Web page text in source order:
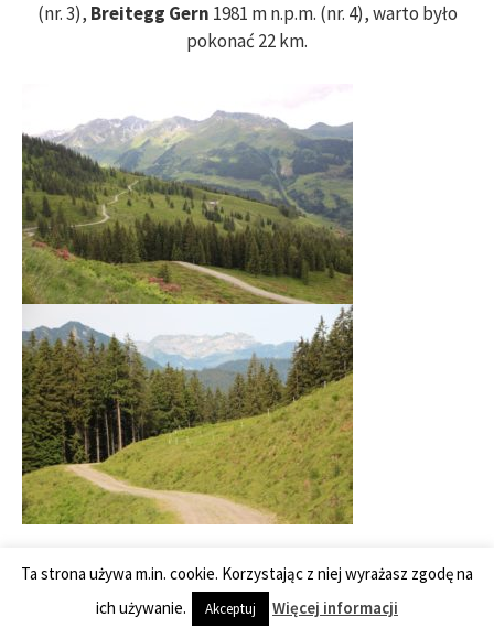
(nr. 3), Breitegg Gern 1981 m n.p.m. (nr. 4), warto było
pokonać 22 km.
Ta strona używa m.in. cookie. Korzystając z niej wyrażasz zgodę na
ich używanie.
Akceptuj Więcej informacji